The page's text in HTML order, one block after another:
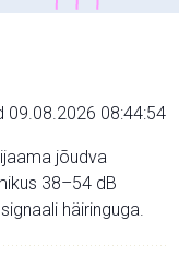
09.08.2026 08:44:54
jõudva
38–54 dB
häiringuga.